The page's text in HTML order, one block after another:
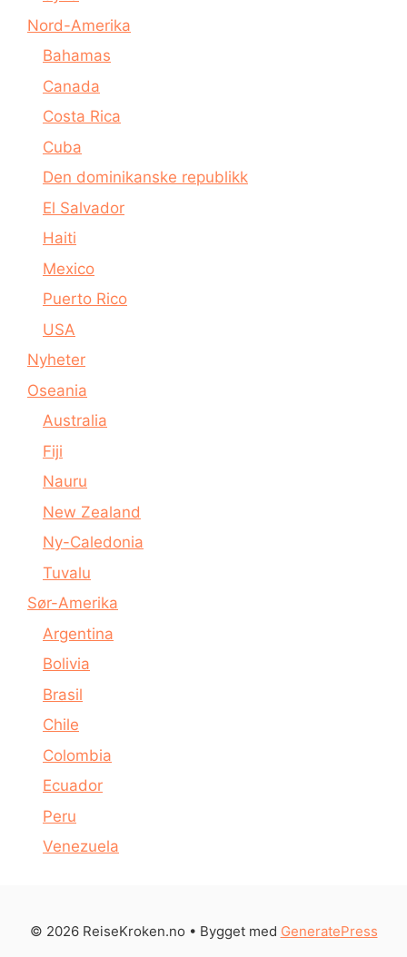
Nord-Amerika
Bahamas
Canada
Costa Rica
Cuba
Den dominikanske republikk
El Salvador
Haiti
Mexico
Puerto Rico
USA
Nyheter
Oseania
Australia
Fiji
Nauru
New Zealand
Ny-Caledonia
Tuvalu
Sør-Amerika
Argentina
Bolivia
Brasil
Chile
Colombia
Ecuador
Peru
Venezuela
© 2026 ReiseKroken.no • Bygget med GeneratePress